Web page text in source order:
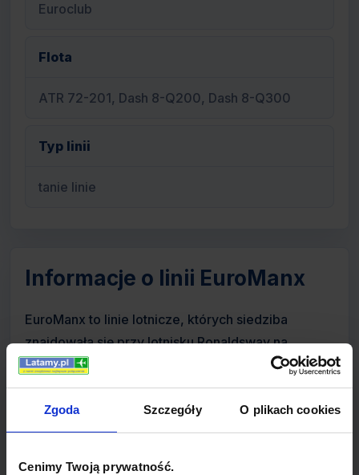
Zgoda Szczegóły O plikach cookies
Cenimy Twoją prywatność.
Euroclub
Flota
ATR 72-201, Dash 8-Q200, Dash 8-Q300
Typ linii
tanie linie
Informacje o linii EuroManx
EuroManx to linie lotnicze, których siedziba
znajdowała się przy lotnisku Ronaldsway na
Wyspie Man, położonej na Morzu Irlandzkim.
Przewoźnik oferował loty pasażerskie w obrębie
regionu oraz czartery biznesowe. Główną bazą był
port Isle of Man Airport.